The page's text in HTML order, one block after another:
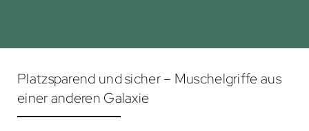
Platzsparend und sicher – Muschelgriffe aus
einer anderen Galaxie